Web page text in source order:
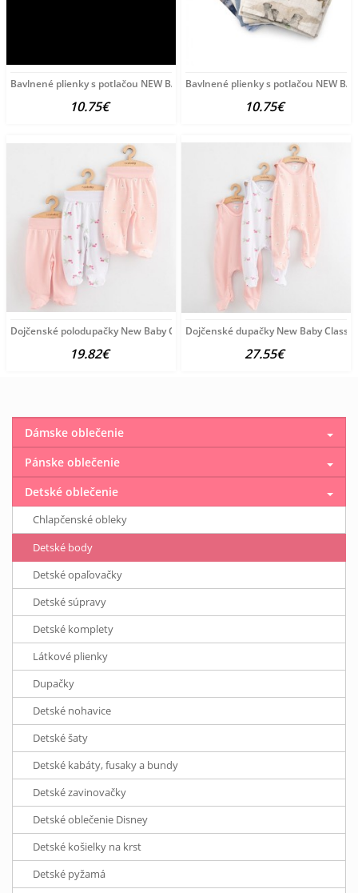
Bavlnené plienky s potlačou NEW BABY 60x80 cm STANDARD GIRL
10.75€
Bavlnené plienky s potlačou NEW
10.75€
Dojčenské polodupačky New Baby Classic II 3ks girl ružová
19.82€
Dojčenské dupačky New Baby
27.55€
Dámske oblečenie
Pánske oblečenie
Detské oblečenie
Chlapčenské obleky
Detské body
Detské opaľovačky
Detské súpravy
Detské komplety
Látkové plienky
Dupačky
Detské nohavice
Detské šaty
Detské kabáty, fusaky a bundy
Detské zavinovačky
Detské oblečenie Disney
Detské košielky na krst
Detské pyžamá